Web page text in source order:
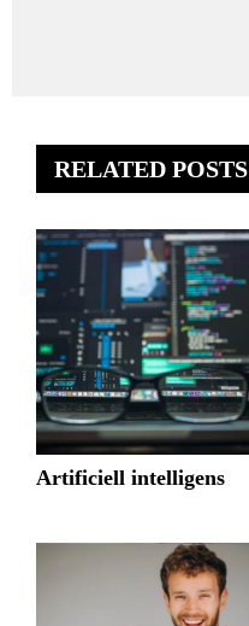
RELATED POSTS
Artificiell intelligens